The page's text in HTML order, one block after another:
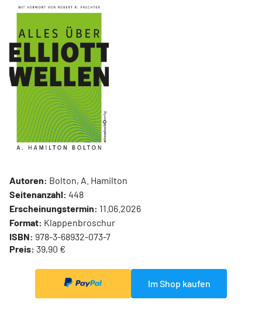
Autoren: Bolton, A. Hamilton
Seitenanzahl: 448
Erscheinungstermin: 11.06.2026
Format: Klappenbroschur
ISBN: 978-3-68932-073-7
Preis: 39,90 €
Im Shop kaufen